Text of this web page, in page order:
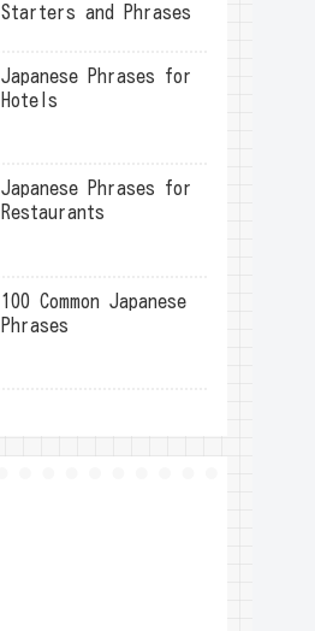
Starters and Phrases
Japanese Phrases for
Hotels
Japanese Phrases for
Restaurants
100 Common Japanese
Phrases